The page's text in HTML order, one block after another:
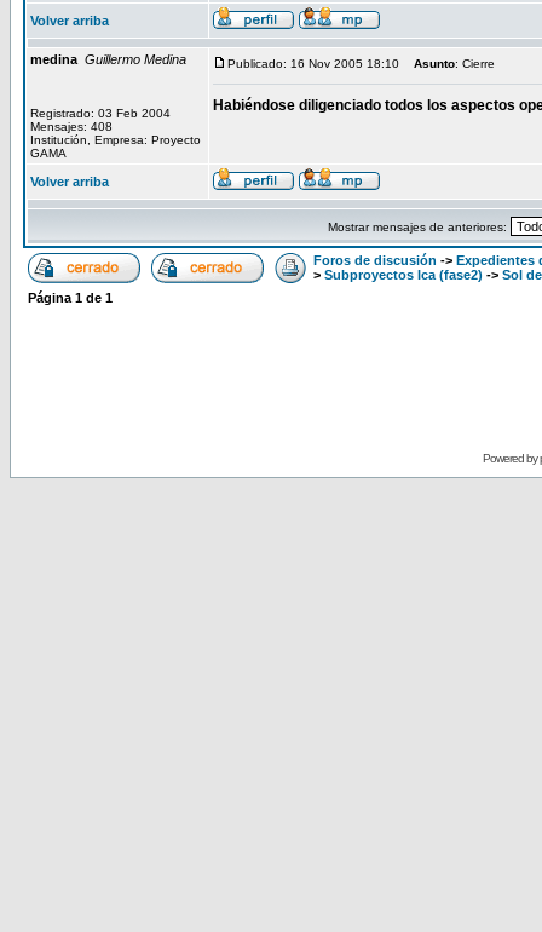
Volver arriba
medina Guillermo Medina
Registrado: 03 Feb 2004
Mensajes: 408
Institución, Empresa: Proyecto
GAMA
Publicado: 16 Nov 2005 18:10 Asunto: Cierre
Habiéndose diligenciado todos los aspectos
Volver arriba
Mostrar mensajes de anteriores:
Foros de discusión -> Expedientes
> Subproyectos Ica (fase2) -> Sol
Página 1 de 1
Powered by